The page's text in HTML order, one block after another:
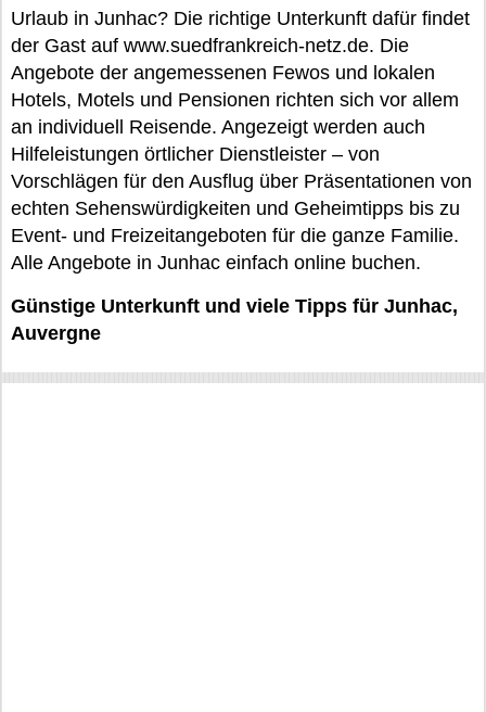
Urlaub in Junhac? Die richtige Unterkunft dafür findet
der Gast auf www.suedfrankreich-netz.de. Die
Angebote der angemessenen Fewos und lokalen
Hotels, Motels und Pensionen richten sich vor allem
an individuell Reisende. Angezeigt werden auch
Hilfeleistungen örtlicher Dienstleister – von
Vorschlägen für den Ausflug über Präsentationen von
echten Sehenswürdigkeiten und Geheimtipps bis zu
Event- und Freizeitangeboten für die ganze Familie.
Alle Angebote in Junhac einfach online buchen.
Günstige Unterkunft und viele Tipps für Junhac,
Auvergne